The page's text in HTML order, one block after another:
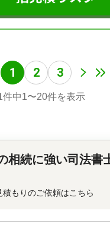
1 2 3
件中1〜20件を表示
相続に強い司法書
積もりのご依頼はこちら